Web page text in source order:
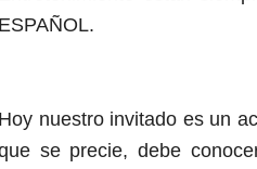
ESPAÑOL.
Hoy nuestro invitado es un
se precie, debe